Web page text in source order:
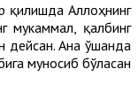
қилишда Аллоҳнинг
мукаммал, қалбинг
дейсан. Ана ўшанда
муносиб бўласан: